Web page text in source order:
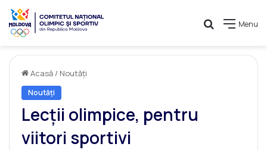
Menu
Caută
Acasă / Noutăți
Noutăți
Lecții olimpice, pentru
viitori sportivi